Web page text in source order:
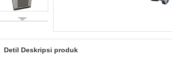
Detil Deskripsi produk